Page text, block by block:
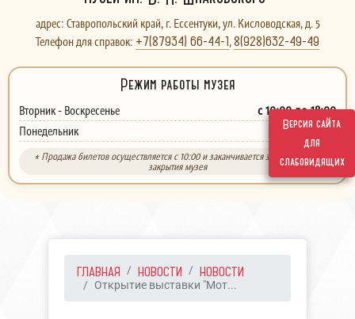
Версия сайта
для
слабовидящих
адрес: Ставропольский край, г. Ессентуки, ул. Кисловодская, д. 5
Телефон для справок: +7(87934) 66-44-1,8(928)632-49-49
Режим работы музея
Вторник - Воскресенье с 10:00 до 18:00
Понедельник выходной
* Продажа билетов осуществляется с 10:00 и заканчивается за 30 минут до
закрытия музея
ГЛАВНАЯ НОВОСТИ НОВОСТИ
Открытие выставки "Мот...